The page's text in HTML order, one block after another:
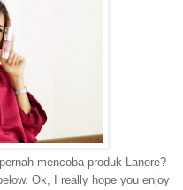
mencoba produk Lanore?
Ok, I really hope you enjoy